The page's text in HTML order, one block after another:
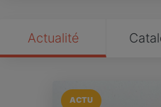
Actualité
ACTU